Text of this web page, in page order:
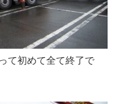
て初めて全て終了で